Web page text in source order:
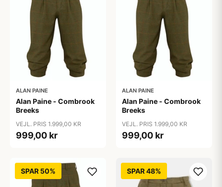
ALAN PAINE
Alan Paine - Combrook
Breeks
VEJL. PRIS 1.999,00 KR
999,00 kr
ALAN PAINE
Alan Paine - Combrook
Breeks
VEJL. PRIS 1.999,00 KR
999,00 kr
SPAR 50% SPAR 48%